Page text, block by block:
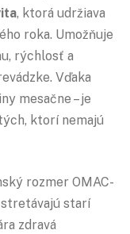
, ktorá udržiava
roka. Umožňuje
rýchlosť a
Vďaka
mesačne – je
ktorí nemajú
rozmer OMAC-
stretávajú starí
zdravá